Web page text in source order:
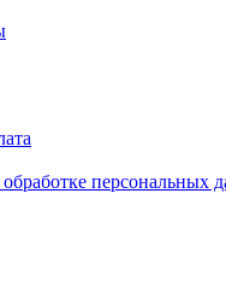
персональных